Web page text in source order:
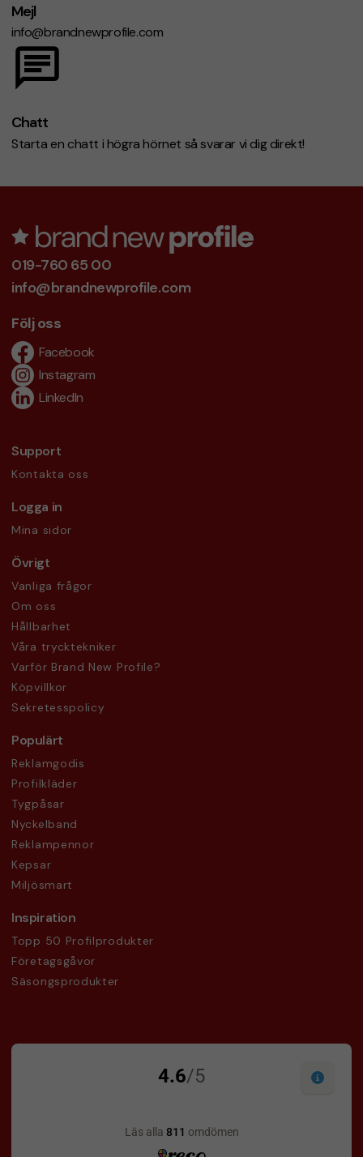
Mejl
info@brandnewprofile.com
Chatt
Starta en chatt i högra hörnet så svarar vi dig direkt!
019-760 65 00
info@brandnewprofile.com
Följ oss
Facebook
Instagram
LinkedIn
Support
Kontakta oss
Logga in
Mina sidor
Övrigt
Vanliga frågor
Om oss
Hållbarhet
Våra trycktekniker
Varför Brand New Profile?
Köpvillkor
Sekretesspolicy
Populärt
Reklamgodis
Profilkläder
Tygpåsar
Nyckelband
Reklampennor
Kepsar
Miljösmart
Inspiration
Topp 50 Profilprodukter
Företagsgåvor
Säsongsprodukter